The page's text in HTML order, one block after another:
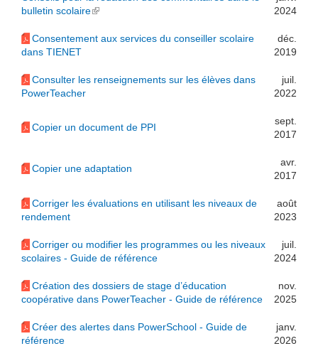
bulletin scolaire(link is external)
2024
Consentement aux services du conseiller scolaire
dans TIENET
déc.
2019
Consulter les renseignements sur les élèves dans
PowerTeacher
juil.
2022
Copier un document de PPI
sept.
2017
Copier une adaptation
avr.
2017
Corriger les évaluations en utilisant les niveaux de
rendement
août
2023
Corriger ou modifier les programmes ou les niveaux
scolaires - Guide de référence
juil.
2024
Création des dossiers de stage d’éducation
coopérative dans PowerTeacher - Guide de référence
nov.
2025
Créer des alertes dans PowerSchool - Guide de
référence
janv.
2026